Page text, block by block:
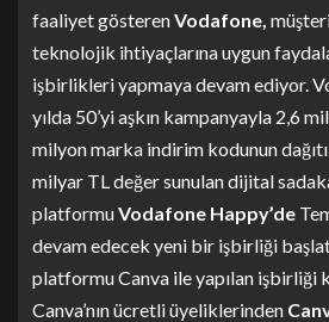
faaliyet gösterenVodafone,
teknolojik ihtiyaçlarına uygun
işbirlikleri yapmaya devam ediyor.
yılda 50’yi aşkın kampanyayla 2,6
milyon marka indirim kodunun
milyar TL değer sunulan dijital
platformuVodafone Happy’de
devam edecek yeni bir işbirliği
platformu Canva ile yapılan işbirliği
Canva’nın ücretli üyeliklerinden